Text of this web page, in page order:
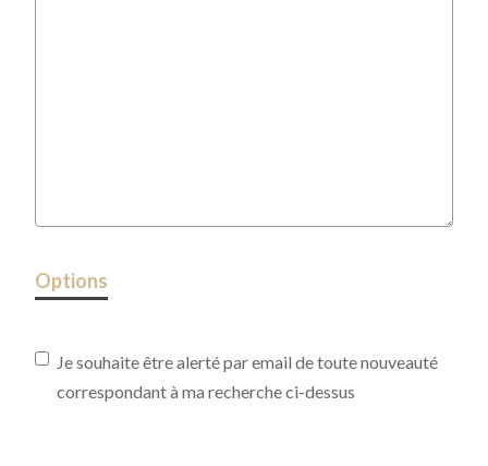
Options
Je souhaite être alerté par email de toute nouveauté
correspondant à ma recherche ci-dessus